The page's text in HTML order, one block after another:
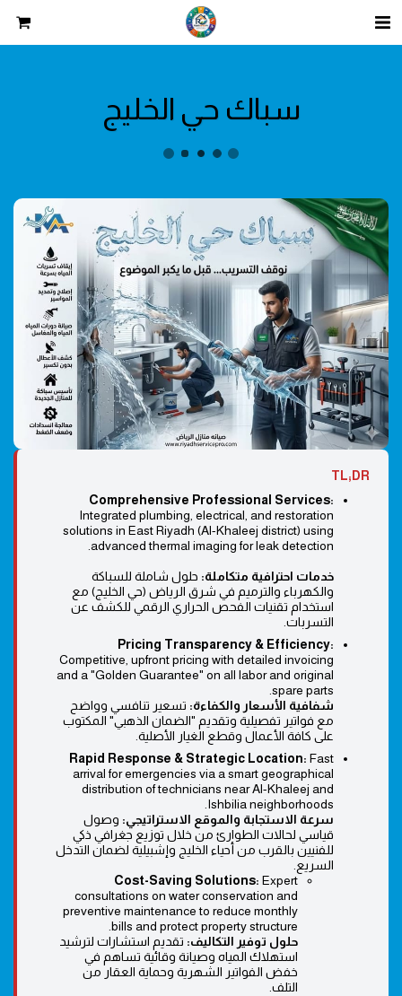
سباك حي الخليج
TL;DR
Comprehensive Professional Services:
Integrated plumbing, electrical, and restoration
solutions in East Riyadh (Al-Khaleej district) using
خدمات احترافية متكاملة: حلول شاملة للسباكة
والكهرباء والترميم في شرق الرياض (حي الخليج) مع
استخدام تقنيات الفحص الحراري الرقمي للكشف عن
التسربات.
Pricing Transparency & Efficiency:
Competitive, upfront pricing with detailed invoicing
and a "Golden Guarantee" on all labor and original
spare parts.
شفافية الأسعار والكفاءة: تسعير تنافسي وواضح
مع فواتير تفصيلية وتقديم "الضمان الذهبي" المكتوب
على كافة الأعمال وقطع الغيار الأصلية.
Rapid Response & Strategic Location: Fast
arrival for emergencies via a smart geographical
distribution of technicians near Al-Khaleej and
Ishbilia neighborhoods.
سرعة الاستجابة والموقع الاستراتيجي: وصول
قياسي لحالات الطوارئ من خلال توزيع جغرافي ذكي
للفنيين بالقرب من أحياء الخليج وإشبيلية لضمان التدخل
السريع.
Cost-Saving Solutions: Expert
consultations on water conservation and
preventive maintenance to reduce monthly
bills and protect property structure.
حلول توفير التكاليف: تقديم استشارات لترشيد
استهلاك المياه وصيانة وقائية تساهم في
خفض الفواتير الشهرية وحماية العقار من
التلف.